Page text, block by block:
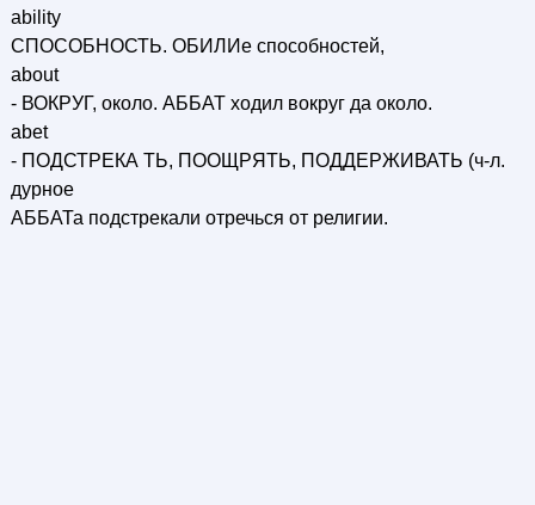
ability
СПОСОБНОСТЬ. ОБИЛИе способностей,
about
- ВОКРУГ, около. АББАТ ходил вокруг да около.
abet
- ПОДСТРЕКА ТЬ, ПООЩРЯТЬ, ПОДДЕРЖИВАТЬ (ч-л.
дурное
АББАТа подстрекали отречься от религии.